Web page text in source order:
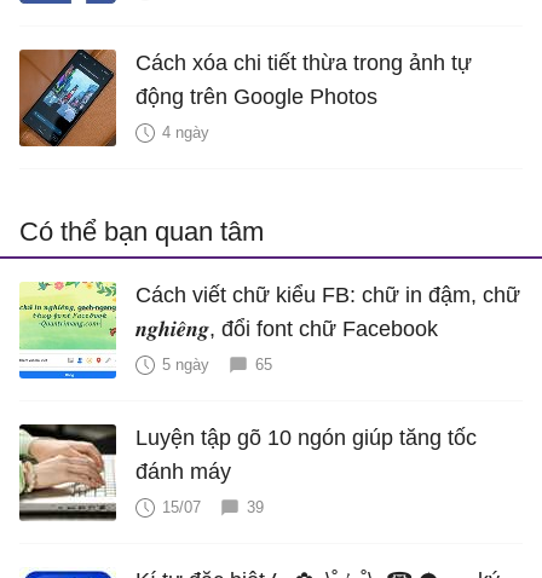
Cách xóa chi tiết thừa trong ảnh tự
động trên Google Photos
4 ngày
Có thể bạn quan tâm
Cách viết chữ kiểu FB: chữ in đậm, chữ
𝒏𝒈𝒉𝒊𝒆̂𝒏𝒈, đổi font chữ Facebook
5 ngày 65
Luyện tập gõ 10 ngón giúp tăng tốc
đánh máy
15/07 39